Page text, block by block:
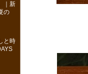
｜新
の
と時